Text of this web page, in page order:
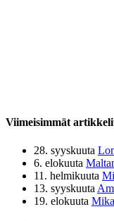
Viimeisimmät
28. syyskuuta
6. elokuuta
11. helmikuuta
13. syyskuuta
19. elokuuta